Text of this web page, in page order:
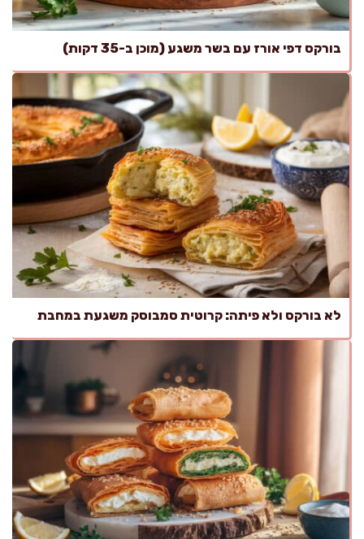
בורקס דפי אורז עם בשר משגע (מוכן ב-35 דקות)
לא בורקס ולא פיתה: קרוטית סמבוסק משגעת במחבת